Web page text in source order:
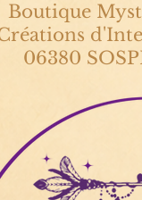
Boutique
06380